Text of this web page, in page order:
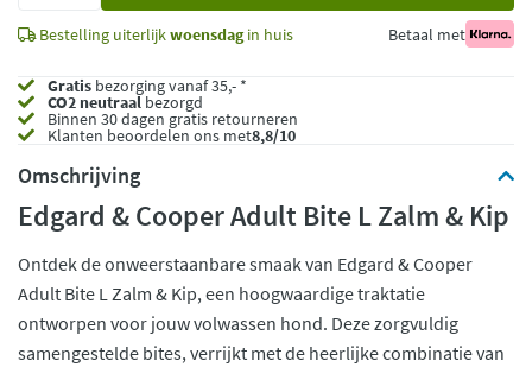
Bestelling uiterlijkwoensdagin huis Betaal met
Gratis bezorging vanaf 35,- *
CO2 neutraalbezorgd
Binnen 30 dagen gratis retourneren
Klanten beoordelen ons met8,8/10
Omschrijving
Edgard & Cooper Adult Bite L Zalm & Kip
Ontdek de onweerstaanbare smaak van Edgard & Cooper
Adult Bite L Zalm & Kip, een hoogwaardige traktatie
ontworpen voor jouw volwassen hond. Deze zorgvuldig
samengestelde bites, verrijkt met de heerlijke combinatie van